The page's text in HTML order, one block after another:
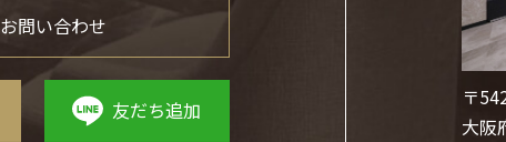
お問い合わせ
友だち追加
〒
大阪